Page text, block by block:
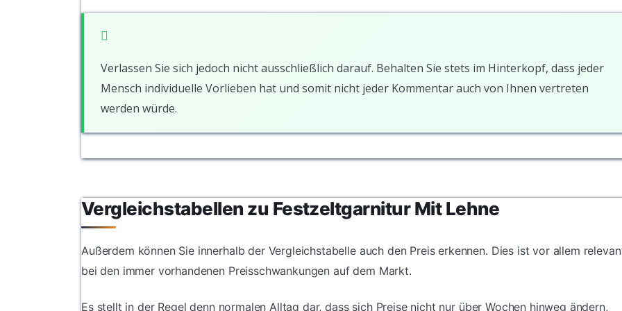
Verlassen Sie sich jedoch nicht ausschließlich darauf. Behalten Sie stets im Hinterkopf, dass jeder
Mensch individuelle Vorlieben hat und somit nicht jeder Kommentar auch von Ihnen vertreten
werden würde.
Vergleichstabellen zu Festzeltgarnitur Mit Lehne
Außerdem können Sie innerhalb der Vergleichstabelle auch den Preis erkennen. Dies ist vor allem
bei den immer vorhandenen Preisschwankungen auf dem Markt.
Es stellt in der Regel denn normalen Alltag dar, dass sich Preise nicht nur über Wochen hinweg ändern,